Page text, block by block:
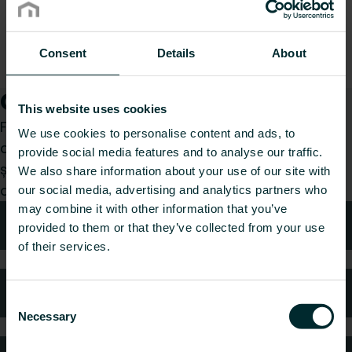
Consent Details About
This website uses cookies
We use cookies to personalise content and ads, to
provide social media features and to analyse our traffic.
We also share information about your use of our site with
our social media, advertising and analytics partners who
may combine it with other information that you’ve
provided to them or that they’ve collected from your use
of their services.
Selection
Necessary
Cum vă putem ajuta?
Fie că sunteți un instalator, arhitect, proiectant,
distribuitor sau utilizator final, alegeți o categorie
și vom fi bucuroși să ne ocupăm de cererea
dumneavoastră.
Sfaturi tehnice